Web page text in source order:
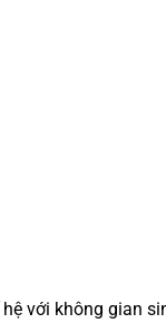
với không gian